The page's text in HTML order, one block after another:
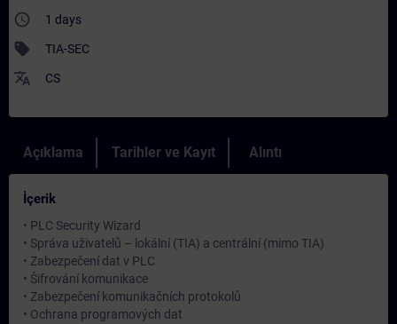
access_time 1 days
sell TIA-SEC
translate CS
Açıklama Tarihler ve Kayıt Alıntı
İçerik
• PLC Security Wizard
• Správa uživatelů – lokální (TIA) a centrální (mimo TIA)
• Zabezpečení dat v PLC
• Šifrování komunikace
• Zabezpečení komunikačních protokolů
• Ochrana programových dat